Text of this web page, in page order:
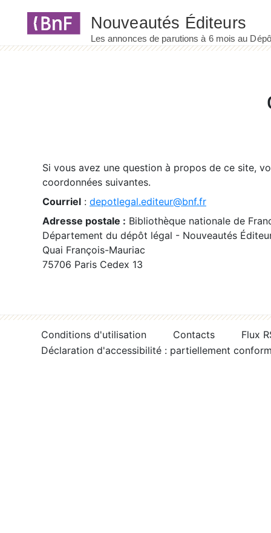
Si vous avez une question à propos de ce site,
coordonnées suivantes.
Courriel : depotlegal.editeur@bnf.fr
Adresse postale : Bibliothèque nationale de
Département du dépôt légal - Nouveautés
Quai François-Mauriac
75706 Paris Cedex 13
Conditions d'utilisation Contacts
Flux
Déclaration d'accessibilité : partiellement